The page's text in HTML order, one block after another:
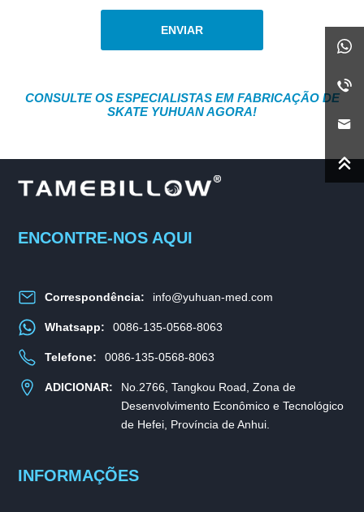
ENVIAR
CONSULTE OS ESPECIALISTAS EM FABRICAÇÃO DE
SKATE YUHUAN AGORA!
ENCONTRE-NOS AQUI
Correspondência: info@yuhuan-med.com
Whatsapp: 0086-135-0568-8063
Telefone: 0086-135-0568-8063
ADICIONAR:
No.2766, Tangkou Road, Zona de
Desenvolvimento Econômico e Tecnológico
de Hefei, Província de Anhui.
INFORMAÇÕES